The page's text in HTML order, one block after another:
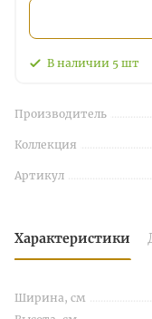
В наличии 5 шт
Производитель
Коллекция
Артикул
Характеристики
Ширина, см